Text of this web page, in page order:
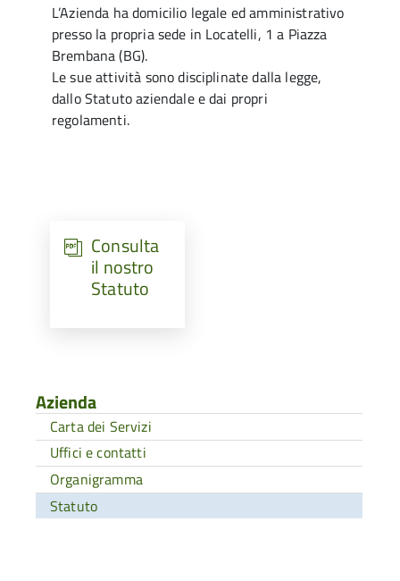
L’Azienda ha domicilio legale ed amministrativo
presso la propria sede in Locatelli, 1 a Piazza
Brembana (BG).
Le sue attività sono disciplinate dalla legge,
dallo Statuto aziendale e dai propri
regolamenti.
Consulta
il nostro
Statuto
Azienda
Carta dei Servizi
Uffici e contatti
Organigramma
Statuto